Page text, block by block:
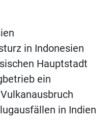
in Indonesien
Hauptstadt
ein
in Indien